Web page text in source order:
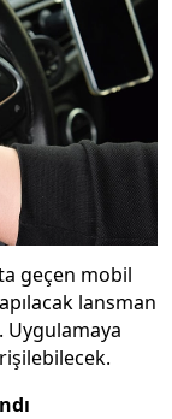
geçen mobil
lansman
Uygulamaya